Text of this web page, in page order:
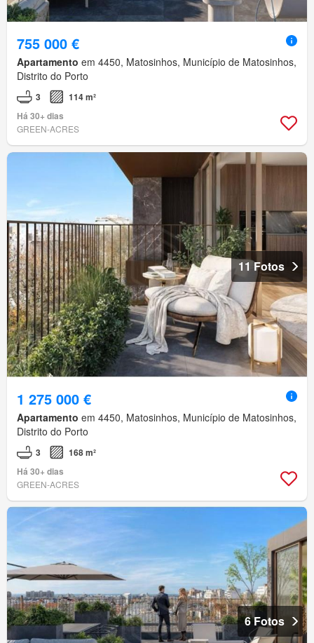
755 000 €
Apartamento em 4450, Matosinhos, Município de Matosinhos,
Distrito do Porto
3
114 m²
Há 30+ dias
GREEN-ACRES
11 Fotos
1 275 000 €
Apartamento em 4450, Matosinhos, Município de Matosinhos,
Distrito do Porto
3
168 m²
Há 30+ dias
GREEN-ACRES
6 Fotos